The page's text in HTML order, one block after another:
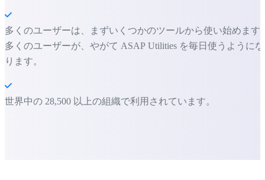
多くのユーザーは、まずいくつかのツールから使い始めます
多くのユーザーが、やがて ASAP Utilities を毎日使うようにな
ります。
世界中の 28,500 以上の組織で利用されています。